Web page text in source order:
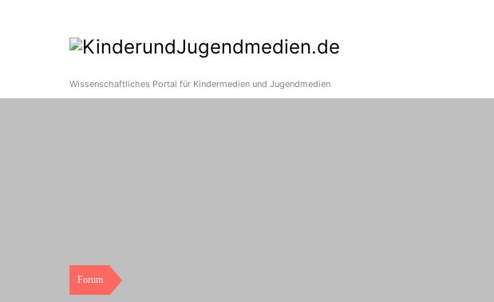
Wissenschaftliches Portal für Kindermedien und Jugendmedien
Forum